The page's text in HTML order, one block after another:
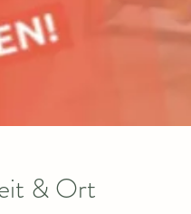
& Ort